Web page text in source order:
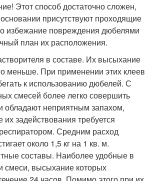
Этот способ достаточно сложен,
присутствуют проходящие
избежание повреждения дюбелями
план их расположения.
в составе. Их высыхание
меньше. При применении этих клеев
к использованию дюбелей. С
смесей более легко совершить
обладают неприятным запахом,
их задействования требуется
Средним расход
около 1,5 кг на 1 кв. м.
составы. Наиболее удобные в
смеси, высыхание которых